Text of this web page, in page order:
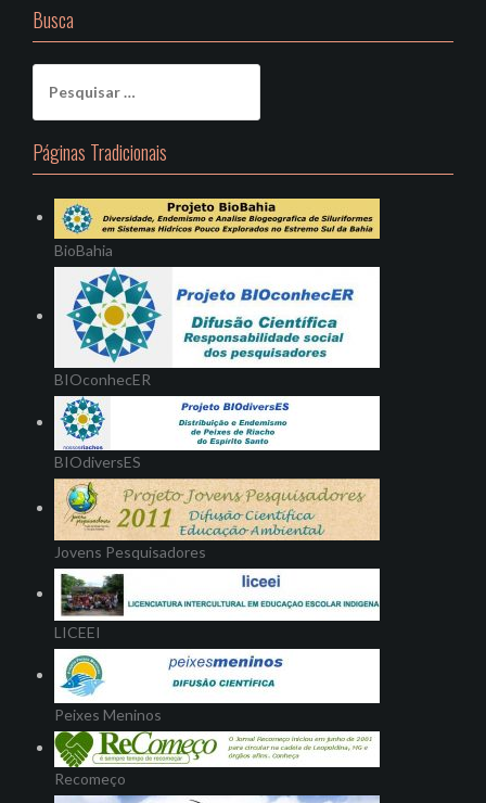
Busca
por:
Páginas Tradicionais
BioBahia
BIOconhecER
BIOdiversES
Jovens Pesquisadores
LICEEI
Peixes Meninos
Recomeço